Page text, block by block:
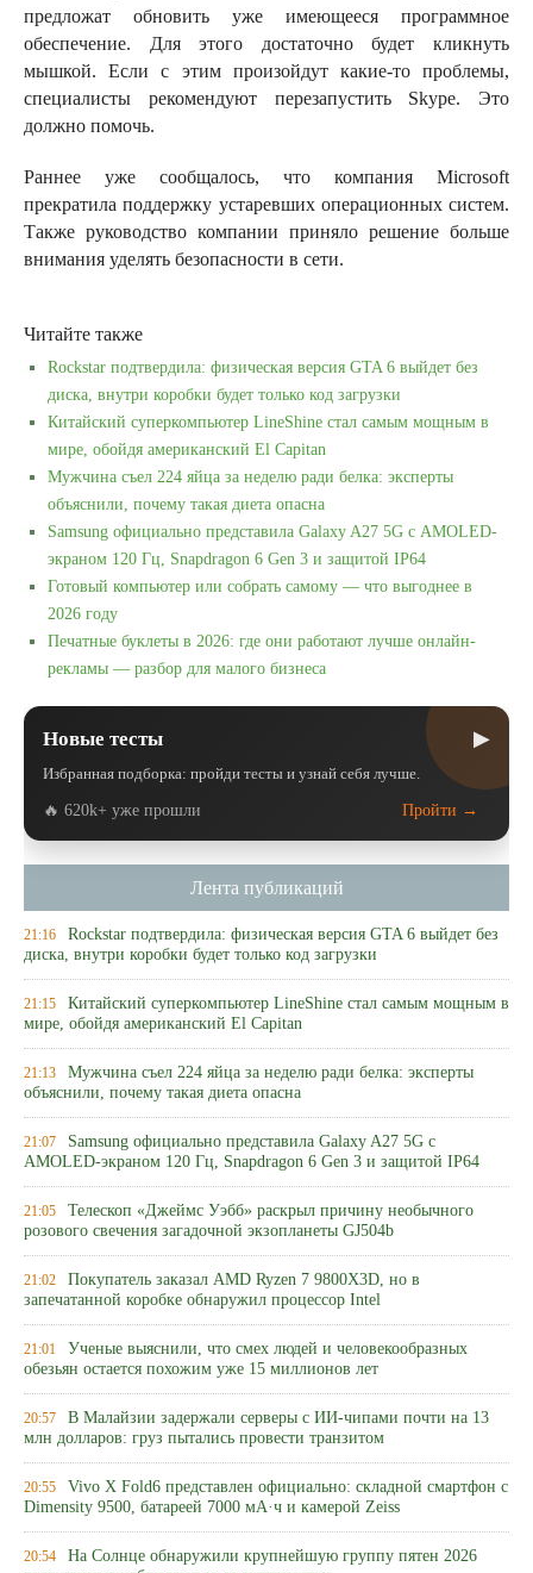
предложат обновить уже имеющееся программное
обеспечение. Для этого достаточно будет кликнуть
мышкой. Если с этим произойдут какие-то проблемы,
специалисты рекомендуют перезапустить Skype. Это
должно помочь.
Раннее уже сообщалось, что компания Microsoft
прекратила поддержку устаревших операционных систем.
Также руководство компании приняло решение больше
внимания уделять безопасности в сети.
Читайте также
Rockstar подтвердила: физическая версия GTA 6 выйдет без
диска, внутри коробки будет только код загрузки
Китайский суперкомпьютер LineShine стал самым мощным в
мире, обойдя американский El Capitan
Мужчина съел 224 яйца за неделю ради белка: эксперты
объяснили, почему такая диета опасна
Samsung официально представила Galaxy A27 5G с AMOLED-
экраном 120 Гц, Snapdragon 6 Gen 3 и защитой IP64
Готовый компьютер или собрать самому — что выгоднее в
2026 году
Печатные буклеты в 2026: где они работают лучше онлайн-
рекламы — разбор для малого бизнеса
Новые тесты ▶
Избранная подборка: пройди тесты и узнай себя лучше.
🔥 620k+ уже прошли Пройти →
Лента публикаций
21:16 Rockstar подтвердила: физическая версия GTA 6 выйдет без
диска, внутри коробки будет только код загрузки
21:15 Китайский суперкомпьютер LineShine стал самым мощным в
мире, обойдя американский El Capitan
21:13 Мужчина съел 224 яйца за неделю ради белка: эксперты
объяснили, почему такая диета опасна
21:07 Samsung официально представила Galaxy A27 5G с
AMOLED-экраном 120 Гц, Snapdragon 6 Gen 3 и защитой IP64
21:05 Телескоп «Джеймс Уэбб» раскрыл причину необычного
розового свечения загадочной экзопланеты GJ504b
21:02 Покупатель заказал AMD Ryzen 7 9800X3D, но в
запечатанной коробке обнаружил процессор Intel
21:01 Ученые выяснили, что смех людей и человекообразных
обезьян остается похожим уже 15 миллионов лет
20:57 В Малайзии задержали серверы с ИИ-чипами почти на 13
млн долларов: груз пытались провести транзитом
20:55 Vivo X Fold6 представлен официально: складной смартфон с
Dimensity 9500, батареей 7000 мА·ч и камерой Zeiss
20:54 На Солнце обнаружили крупнейшую группу пятен 2026